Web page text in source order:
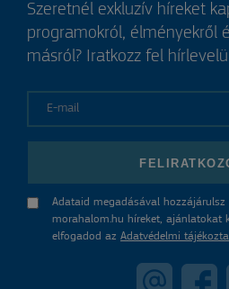
Szeretnél exkluzív híreket
programokról, élményekről
másról? Iratkozz fel
Adataid megadásával hozzájárulsz
morahalom.hu híreket, ajánlatokat
elfogadod az Adatvédelmi